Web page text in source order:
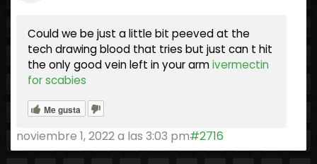
Could we be just a little bit peeved at the
tech drawing blood that tries but just can t hit
the only good vein left in your armivermectin
for scabies
Me gusta
noviembre 1, 2022 a las 3:03 pm#2716